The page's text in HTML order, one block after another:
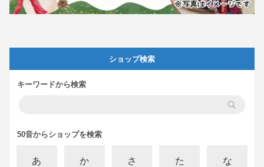
ショップ検索
キーワードから検索
50音からショップを検索
あ か さ た な